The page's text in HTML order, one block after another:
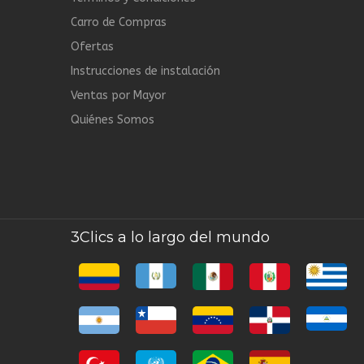
Carro de Compras
Ofertas
Instrucciones de instalación
Ventas por Mayor
Quiénes Somos
3Clics a lo largo del mundo